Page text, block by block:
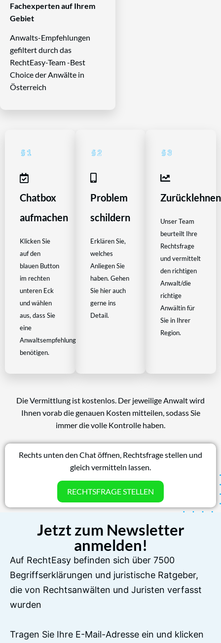
Fachexperten auf Ihrem
Gebiet
Anwalts-Empfehlungen
gefiltert durch das
RechtEasy-Team -Best
Choice der Anwälte in
Österreich
Chatbox
aufmachen
Klicken Sie
auf den
blauen Button
im rechten
unteren Eck
und wählen
aus, dass Sie
eine
Anwaltsempfehlung
benötigen.
Problem
schildern
Erklären Sie,
welches
Anliegen Sie
haben. Gehen
Sie hier auch
gerne ins
Detail.
Zurücklehnen
Unser Team
beurteilt Ihre
Rechtsfrage
und vermittelt
den richtigen
Anwalt/die
richtige
Anwältin für
Sie in Ihrer
Region.
Die Vermittlung ist kostenlos. Der jeweilige Anwalt wird
Ihnen vorab die genauen Kosten mitteilen, sodass Sie
immer die volle Kontrolle haben.
Rechts unten den Chat öffnen, Rechtsfrage stellen und
gleich vermitteln lassen.
RECHTSFRAGE STELLEN
Jetzt zum Newsletter
anmelden!
Auf RechtEasy befinden sich über 7500
Begriffserklärungen und juristische Ratgeber,
die von Rechtsanwälten und Juristen verfasst
wurden
Tragen Sie Ihre E-Mail-Adresse ein und klicken